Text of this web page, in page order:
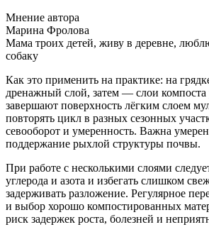
Мнение автора
Марина Фролова
Мама троих детей, живу в деревне,
собаку
Как это применить на практике: на
дренажный слой, затем — слои компоста
завершают поверхность лёгким слоем
повторять цикл в разных сезонных
севооборот и умеренность. Важна
поддержание рыхлой структуры почвы.
При работе с несколькими слоями
углерода и азота и избегать слишком
задерживать разложение. Регулярное
и выбор хорошо компостированных
риск задержек роста, болезней и